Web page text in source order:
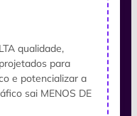
qualidade,
para
e potencializar a
sai MENOS DE